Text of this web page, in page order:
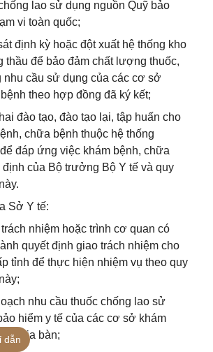
lao sử dụng nguồn Quỹ bảo
vi toàn quốc;
định kỳ hoặc đột xuất hệ thống kho
thầu để bảo đảm chất lượng thuốc,
nhu cầu sử dụng của các cơ sở
theo hợp đồng đã ký kết;
đào tạo, đào tạo lại, tập huấn cho
chữa bệnh thuộc hệ thống
đáp ứng việc khám bệnh, chữa
định của Bộ trưởng Bộ Y tế và quy
Sở Y tế:
nhiệm hoặc trình cơ quan có
quyết định giao trách nhiệm cho
tỉnh để thực hiện nhiệm vụ theo quy
nhu cầu thuốc chống lao sử
hiểm y tế của các cơ sở khám
địa bàn;
dẫn